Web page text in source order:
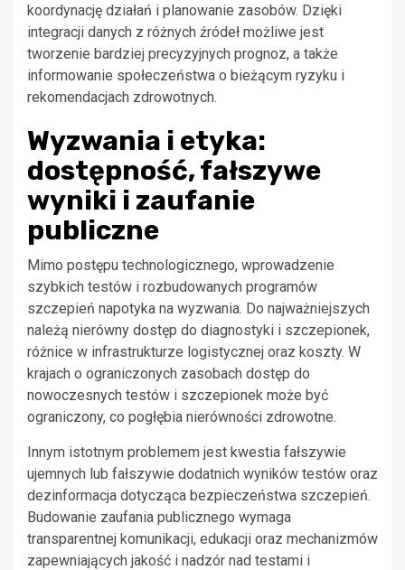
koordynację działań i planowanie zasobów. Dzięki
integracji danych z różnych źródeł możliwe jest
tworzenie bardziej precyzyjnych prognoz, a także
informowanie społeczeństwa o bieżącym ryzyku i
rekomendacjach zdrowotnych.
Wyzwania i etyka:
dostępność, fałszywe
wyniki i zaufanie
publiczne
Mimo postępu technologicznego, wprowadzenie
szybkich testów i rozbudowanych programów
szczepień napotyka na wyzwania. Do najważniejszych
należą nierówny dostęp do diagnostyki i szczepionek,
różnice w infrastrukturze logistycznej oraz koszty. W
krajach o ograniczonych zasobach dostęp do
nowoczesnych testów i szczepionek może być
ograniczony, co pogłębia nierówności zdrowotne.
Innym istotnym problemem jest kwestia fałszywie
ujemnych lub fałszywie dodatnich wyników testów oraz
dezinformacja dotycząca bezpieczeństwa szczepień.
Budowanie zaufania publicznego wymaga
transparentnej komunikacji, edukacji oraz mechanizmów
zapewniających jakość i nadzór nad testami i